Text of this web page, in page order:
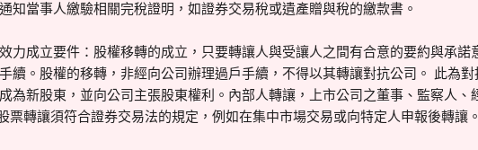
知當事人繳驗相關完稅證明，如證券交易稅或遺產贈與稅的繳款書。
力成立要件：股權移轉的成立，只要轉讓人與受讓人之間有合意的要約與承諾
續。股權的移轉，非經向公司辦理過戶手續，不得以其轉讓對抗公司。 此為對
為新股東，並向公司主張股東權利。內部人轉讓，上市公司之董事、監察人、
票轉讓須符合證券交易法的規定，例如在集中市場交易或向特定人申報後轉讓。